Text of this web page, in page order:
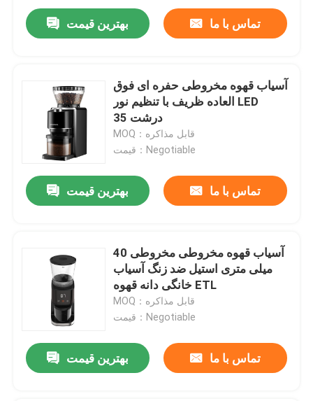
بهترین قیمت تماس با ما
آسیاب قهوه مخروطی حفره ای فوق
العاده ظریف با تنظیم نور LED
درشت 35
MOQ：قابل مذاکره
قیمت：Negotiable
بهترین قیمت تماس با ما
آسیاب قهوه مخروطی مخروطی 40
میلی متری استیل ضد زنگ آسیاب
خانگی دانه قهوه ETL
MOQ：قابل مذاکره
قیمت：Negotiable
بهترین قیمت تماس با ما